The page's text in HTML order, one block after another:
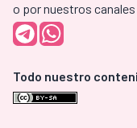
o por nuestros
Todo nuestro